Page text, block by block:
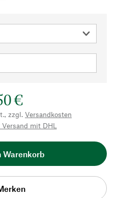
€
zzgl. Versandkosten
mit DHL
Warenkorb